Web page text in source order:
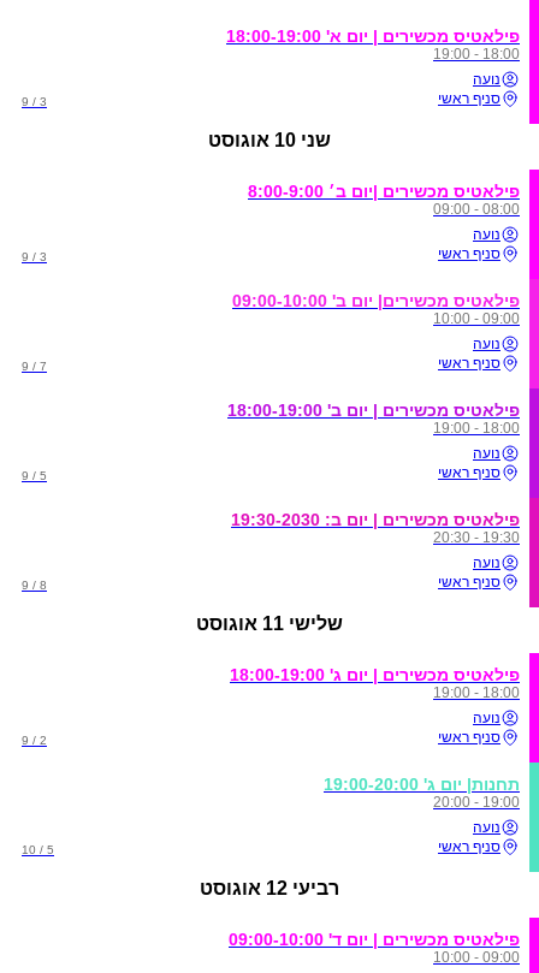
פילאטיס מכשירים | יום א' 18:00-19:00
18:00 - 19:00
נועה
סניף ראשי
3 / 9
שני 10 אוגוסט
פילאטיס מכשירים |יום ב׳ 8:00-9:00
08:00 - 09:00
נועה
סניף ראשי
3 / 9
פילאטיס מכשירים| יום ב' 09:00-10:00
09:00 - 10:00
נועה
סניף ראשי
7 / 9
פילאטיס מכשירים | יום ב' 18:00-19:00
18:00 - 19:00
נועה
סניף ראשי
5 / 9
פילאטיס מכשירים | יום ב: 19:30-2030
19:30 - 20:30
נועה
סניף ראשי
8 / 9
שלישי 11 אוגוסט
פילאטיס מכשירים | יום ג' 18:00-19:00
18:00 - 19:00
נועה
סניף ראשי
2 / 9
תחנות| יום ג' 19:00-20:00
19:00 - 20:00
נועה
סניף ראשי
5 / 10
רביעי 12 אוגוסט
פילאטיס מכשירים | יום ד' 09:00-10:00
09:00 - 10:00